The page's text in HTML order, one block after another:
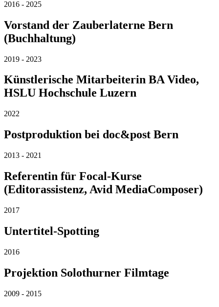
2016 - 2025
Vorstand der Zauberlaterne Bern
(Buchhaltung)
2019 - 2023
Künstlerische Mitarbeiterin BA Video,
HSLU Hochschule Luzern
2022
Postproduktion bei doc&post Bern
2013 - 2021
Referentin für Focal-Kurse
(Editorassistenz, Avid MediaComposer)
2017
Untertitel-Spotting
2016
Projektion Solothurner Filmtage
2009 - 2015